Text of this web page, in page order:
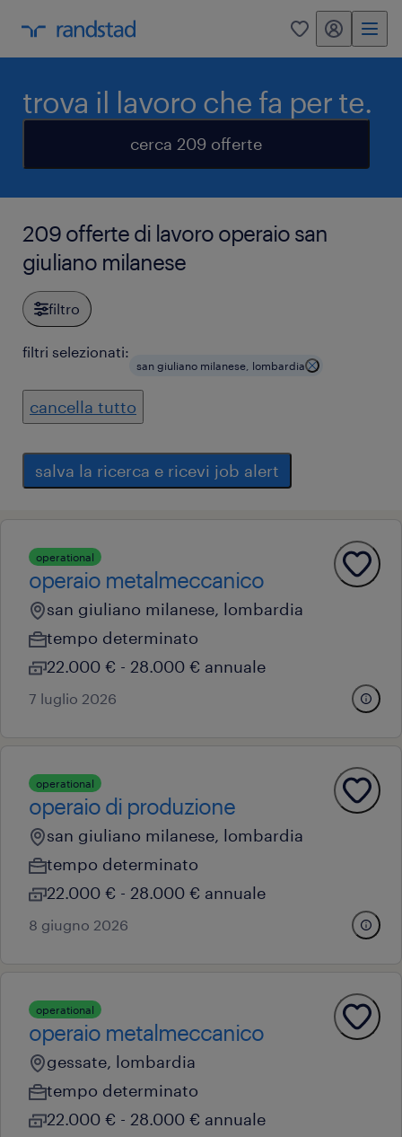
0 my randstad
trova il lavoro che fa per te.
cerca 209 offerte
209 offerte di lavoro operaio san
giuliano milanese
filtro
filtri selezionati:
san giuliano milanese, lombardia
cancella tutto
salva la ricerca e ricevi job alert
operational
operaio metalmeccanico
san giuliano milanese, lombardia
tempo determinato
22.000 € - 28.000 € annuale
7 luglio 2026
operational
operaio di produzione
san giuliano milanese, lombardia
tempo determinato
22.000 € - 28.000 € annuale
8 giugno 2026
operational
operaio metalmeccanico
gessate, lombardia
tempo determinato
22.000 € - 28.000 € annuale